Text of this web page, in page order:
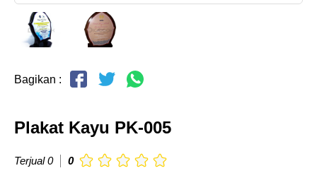
Bagikan :
Plakat Kayu PK-005
Terjual 0 0